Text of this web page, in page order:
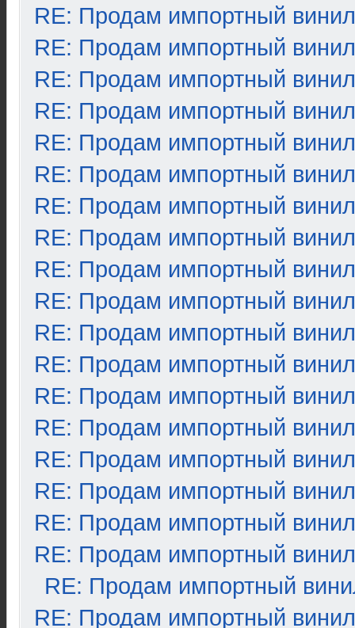
RE: Продам импортный винил
RE: Продам импортный винил
RE: Продам импортный винил
RE: Продам импортный винил
RE: Продам импортный винил
RE: Продам импортный винил
RE: Продам импортный винил
RE: Продам импортный винил
RE: Продам импортный винил
RE: Продам импортный винил
RE: Продам импортный винил
RE: Продам импортный винил
RE: Продам импортный винил
RE: Продам импортный винил
RE: Продам импортный винил
RE: Продам импортный винил
RE: Продам импортный винил
RE: Продам импортный винил
RE: Продам импортный
RE: Продам импортный винил